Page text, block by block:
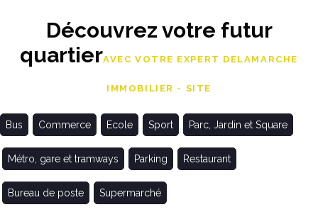
Découvrez votre futur
quartierAVEC VOTRE EXPERT DELAMARCHE
IMMOBILIER - SITE
Bus Commerce Ecole Sport Parc, Jardin et Square
Métro, gare et tramways Parking Restaurant
Bureau de poste Supermarché